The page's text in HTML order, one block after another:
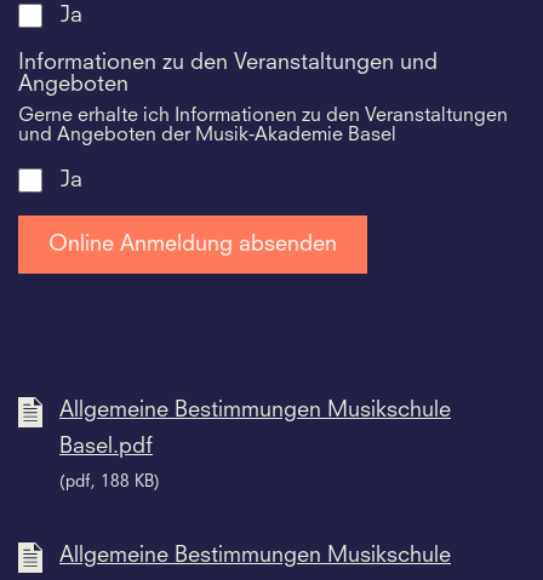
Ja
Informationen zu den Veranstaltungen und
Angeboten
Gerne erhalte ich Informationen zu den Veranstaltungen
und Angeboten der Musik-Akademie Basel
Ja
Allgemeine Bestimmungen Musikschule
Basel.pdf
(pdf, 188 KB)
Allgemeine Bestimmungen Musikschule